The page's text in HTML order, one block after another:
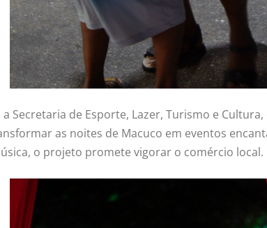
de Esporte, Lazer, Turismo e
as noites de Macuco em eventos
o projeto promete vigorar o comércio local.